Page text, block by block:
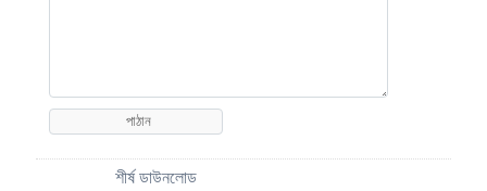
শীর্ষ ডাউনলোড